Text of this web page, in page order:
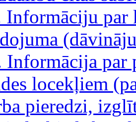
Informāciju par
Informācija par
locekļiem
pieredzi,